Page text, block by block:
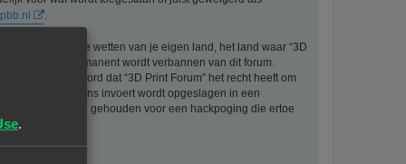
.
bevat die de wetten van je eigen land, het land waar “3D
ingang en permanent wordt verbannen van dit forum.
er mee akkoord dat “3D Print Forum” het recht heeft om
die je bij ons invoert wordt opgeslagen in een
worden gehouden voor een hackpoging die ertoe
.